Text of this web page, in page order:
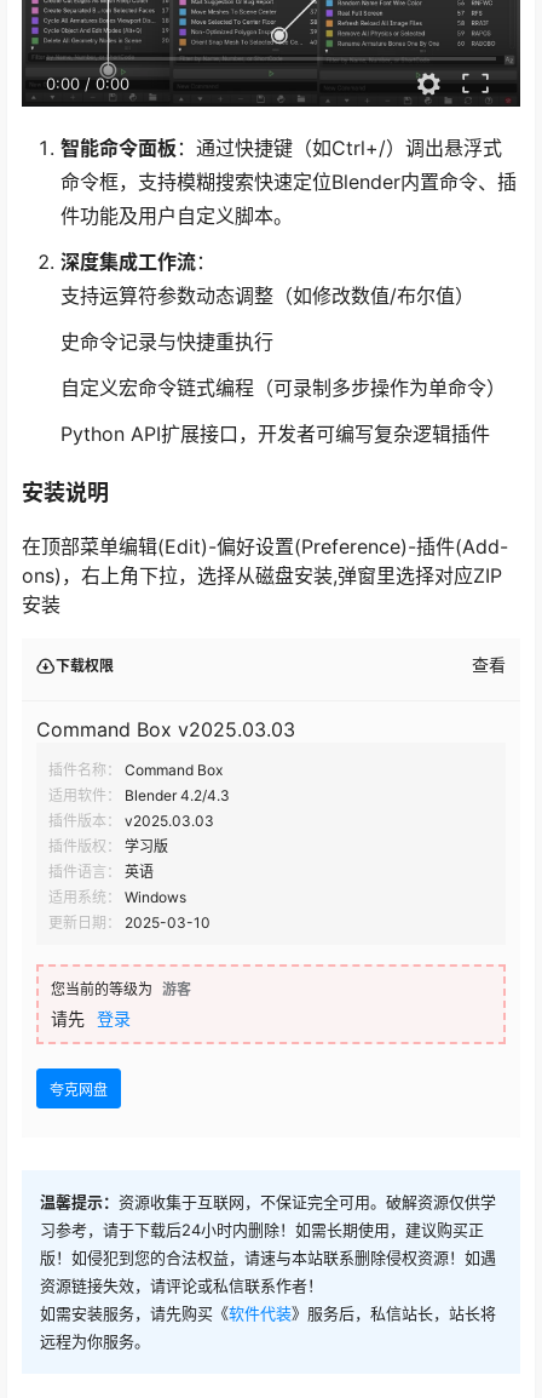
0:00/0:00
智能命令面板 ：通过快捷键（如Ctrl+/）调出悬浮式
命令框，支持模糊搜索快速定位Blender内置命令、插
件功能及用户自定义脚本。
深度集成工作流：
支持运算符参数动态调整（如修改数值/布尔值）
史命令记录与快捷重执行
自定义宏命令链式编程（可录制多步操作为单命令）
Python API扩展接口，开发者可编写复杂逻辑插件
安装说明
在顶部菜单编辑(Edit)-偏好设置(Preference)-插件(Add-
ons)，右上角下拉，选择从磁盘安装,弹窗里选择对应ZIP
安装
下载权限 查看
Command Box v2025.03.03
插件名称：
Command Box
适用软件：
Blender 4.2/4.3
插件版本：
v2025.03.03
插件版权：
学习版
插件语言：
英语
适用系统：
Windows
更新日期：
2025-03-10
您当前的等级为 游客
请先 登录
夸克网盘
温馨提示： 资源收集于互联网，不保证完全可用。破解资源仅供学
习参考，请于下载后24小时内删除！如需长期使用，建议购买正
版！如侵犯到您的合法权益，请速与本站联系删除侵权资源！如遇
资源链接失效，请评论或私信联系作者！
如需安装服务，请先购买《软件代装》服务后，私信站长，站长将
远程为你服务。